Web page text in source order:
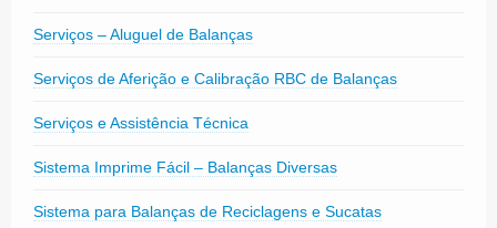
Serviços – Aluguel de Balanças
Serviços de Aferição e Calibração RBC de Balanças
Serviços e Assistência Técnica
Sistema Imprime Fácil – Balanças Diversas
Sistema para Balanças de Reciclagens e Sucatas